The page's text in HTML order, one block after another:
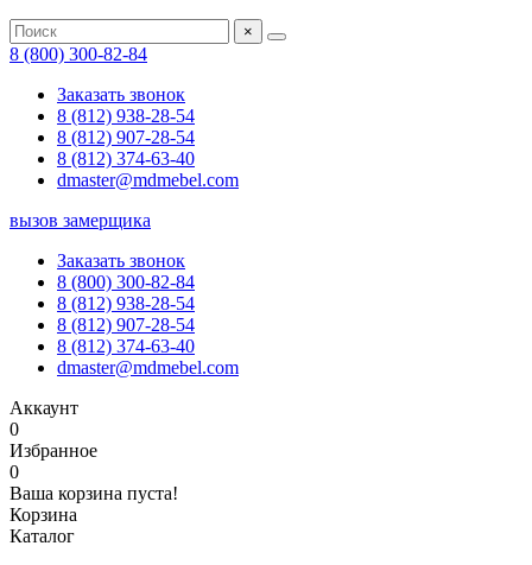
×
8 (800) 300-82-84
Заказать звонок
8 (812) 938-28-54
8 (812) 907-28-54
8 (812) 374-63-40
dmaster@mdmebel.com
вызов замерщика
Заказать звонок
8 (800) 300-82-84
8 (812) 938-28-54
8 (812) 907-28-54
8 (812) 374-63-40
dmaster@mdmebel.com
Аккаунт
0
Избранное
0
Ваша корзина пуста!
Корзина
Каталог